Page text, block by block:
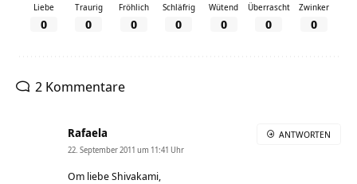
Liebe
0
Traurig
0
Fröhlich
0
Schläfrig
0
Wütend
0
Überrascht
0
Zwinker
0
2 Kommentare
Rafaela
22. September 2011 um 11:41 Uhr
Om liebe Shivakami,
ANTWORTEN